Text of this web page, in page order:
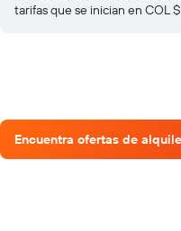
tarifas que se inician en COL
Encuentra ofertas de